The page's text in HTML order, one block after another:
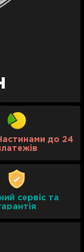
до 24
сервіс та